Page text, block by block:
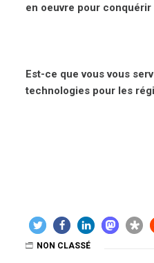
en oeuvre pour
Est-ce que vous vous
technologies pour les
NON CLASSÉ